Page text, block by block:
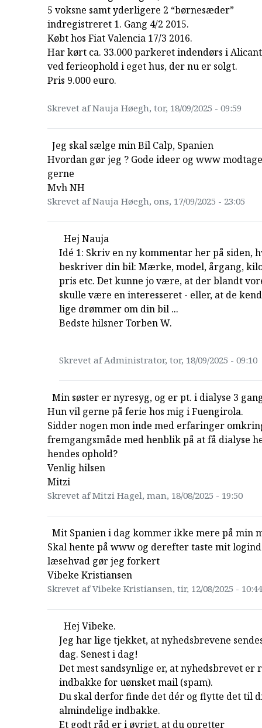
5 voksne samt yderligere 2 “børnesæder”
indregistreret 1. Gang 4/2 2015.
Købt hos Fiat Valencia 17/3 2016.
Har kørt ca. 33.000 parkeret indendørs i
ved ferieophold i eget hus, der nu er solgt.
Pris 9.000 euro.
Skrevet af Nauja Høegh, tor, 18/09/2025 - 09:59
Jeg skal sælge min Bil Calp, Spanien
Hvordan gør jeg ? Gode ideer og www
gerne
Mvh NH
Skrevet af Nauja Høegh, ons, 17/09/2025 - 23:05
Hej Nauja
Idé 1: Skriv en ny kommentar her på siden,
beskriver din bil: Mærke, model, årgang,
pris etc. Det kunne jo være, at der blandt
skulle være en interesseret - eller, at de
lige drømmer om din bil ...
Bedste hilsner Torben W.
Skrevet af Administrator, tor, 18/09/2025 - 09:10
Min søster er nyresyg, og er pt. i dialyse 3
Hun vil gerne på ferie hos mig i Fuengirola.
Sidder nogen mon inde med erfaringer
fremgangsmåde med henblik på at få dialyse
hendes ophold?
Venlig hilsen
Mitzi
Skrevet af Mitzi Hagel, man, 18/08/2025 - 19:50
Mit Spanien i dag kommer ikke mere på min
Skal hente på www og derefter taste mit
læsehvad gør jeg forkert
Vibeke Kristiansen
Skrevet af Vibeke Kristiansen, tir, 12/08/2025 - 10:44
Hej Vibeke.
Jeg har lige tjekket, at nyhedsbrevene
dag. Senest i dag!
Det mest sandsynlige er, at nyhedsbrevet er
indbakke for uønsket mail (spam).
Du skal derfor finde det dér og flytte det til
almindelige indbakke.
Et godt råd er i øvrigt, at du opretter